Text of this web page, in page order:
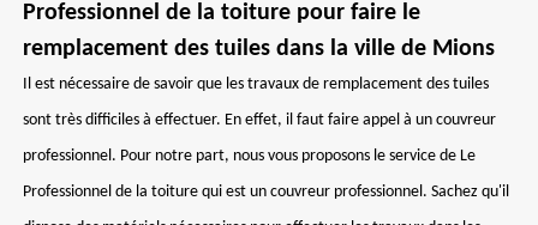
Professionnel de la toiture pour faire le
remplacement des tuiles dans la ville de Mions
Il est nécessaire de savoir que les travaux de remplacement des tuiles
sont très difficiles à effectuer. En effet, il faut faire appel à un couvreur
professionnel. Pour notre part, nous vous proposons le service de Le
Professionnel de la toiture qui est un couvreur professionnel. Sachez qu'il